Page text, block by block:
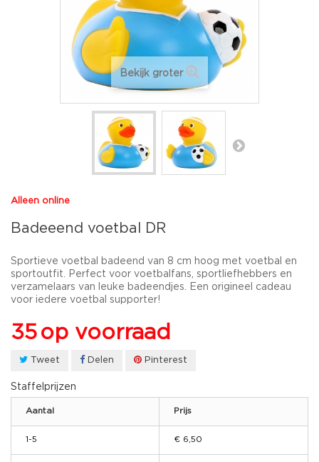
Bekijk groter
Alleen online
Badeeend voetbal DR
Sportieve voetbal badeend van 8 cm hoog met voetbal en
sportoutfit. Perfect voor voetbalfans, sportliefhebbers en
verzamelaars van leuke badeendjes. Een origineel cadeau
voor iedere voetbal supporter!
35 op voorraad
Tweet Delen Pinterest
Staffelprijzen
Aantal Prijs
1-5 € 6,50